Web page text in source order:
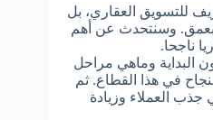
للتسويق العقاري، بل
وسنتحدث عن أهم
ناجحا.
البداية وماهي مراحل
في هذا القطاع. ثم
جذب العملاء وزيادة